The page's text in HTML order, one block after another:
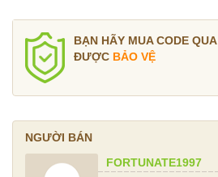
BẠN HÃY MUA CODE QUA
ĐƯỢC BẢO VỆ
NGƯỜI BÁN
FORTUNATE1997